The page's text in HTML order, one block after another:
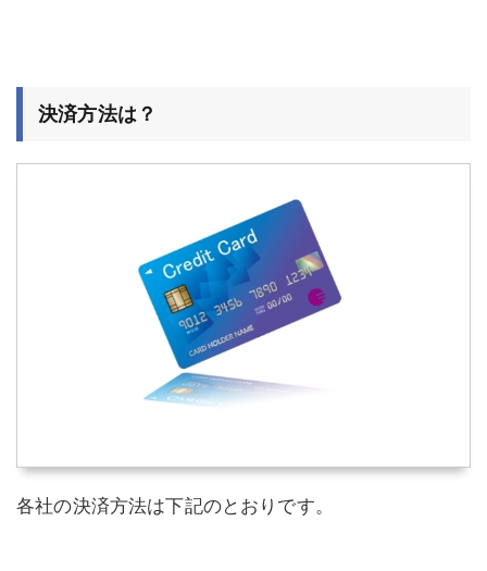
決済方法は？
各社の決済方法は下記のとおりです。